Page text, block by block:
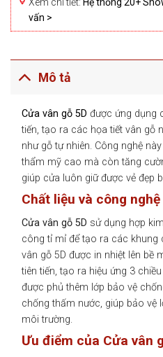
vấn >
Mô tả
Cửa vân gỗ 5D được ứng dụng
tiến, tạo ra các họa tiết vân gỗ
như gỗ tự nhiên. Công nghệ
thẩm mỹ cao mà còn tăng
giúp cửa luôn giữ được vẻ đẹp
Chất liệu và công
Cửa vân gỗ 5D sử dụng hợp
công tỉ mỉ để tạo ra các khung
vân gỗ 5D được in nhiệt lên bề
tiên tiến, tạo ra hiệu ứng 3
được phủ thêm lớp bảo vệ
chống thấm nước, giúp bảo vệ
môi trường.
Ưu điểm của Cửa vân